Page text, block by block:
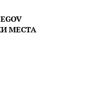
МЕСТА